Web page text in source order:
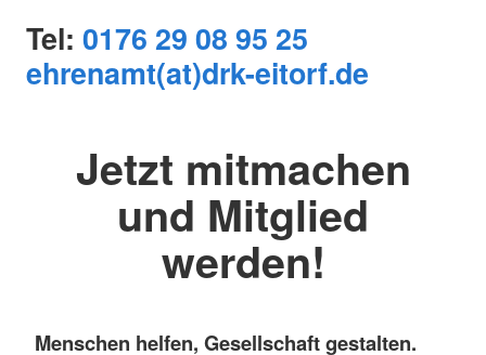
Tel: 0176 29 08 95 25
ehrenamt(at)drk-eitorf.de
Jetzt mitmachen
und Mitglied
werden!
Menschen helfen, Gesellschaft gestalten.